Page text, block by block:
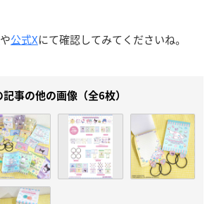
や公式Xにて確認してみてくださいね。
記事の他の画像（全6枚）